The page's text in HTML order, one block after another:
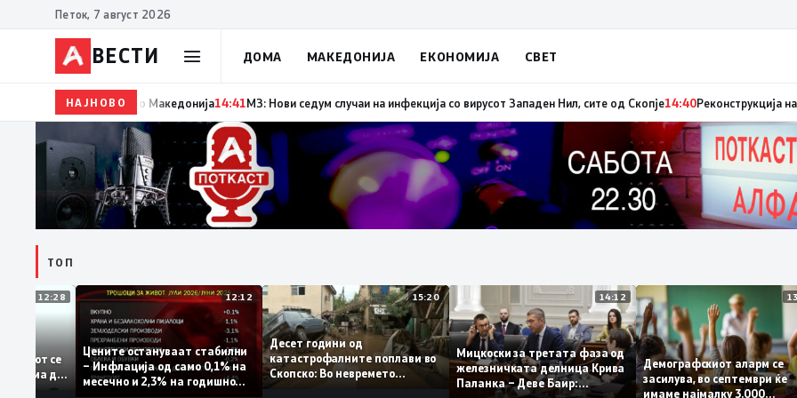
Петок, 7 август 2026
ВЕСТИ ДОМА МАКЕДОНИЈА ЕКОНОМИЈА СВЕТ
НАЈНОВО
14:42 Момче тешко повредено во Кушадаси со владиниот авион ќе биде транспортирано во Македонија14:41МЗ: Нови седум
ТОП
12:28
–
се
која нема да
12:12
Цените остануваат стабилни
– Инфлација од само 0,1% на
месечно и 2,3% на годишно
15:20
Десет години од
катастрофалните поплави во
Скопско: Во невремето
14:12
Мицкоски за третата фаза од
железничката делница Крива
Паланка – Деве Баир:
Демографскиот аларм
засилува, во септември
имаме најмалку 3.000